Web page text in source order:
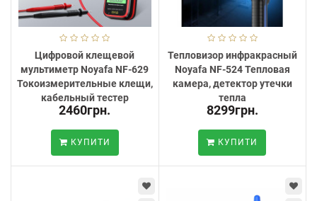
Цифровой клещевой
мультиметр Noyafa NF-629
Токоизмерительные клещи,
кабельный тестер
2460грн.
КУПИТИ
Тепловизор инфракрасный
Noyafa NF-524 Тепловая
камера, детектор утечки
тепла
8299грн.
КУПИТИ